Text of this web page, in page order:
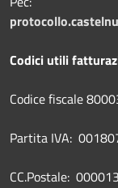
Codici utili
Codice fiscale
Partita IVA:
CC.Postale: